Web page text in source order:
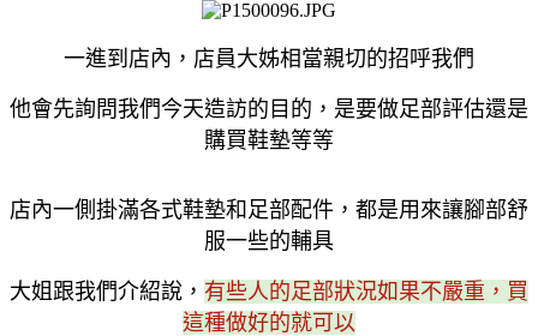
一進到店內，店員大姊相當親切的招呼我們
他會先詢問我們今天造訪的目的，是要做足部評估還是
購買鞋墊等等
店內一側掛滿各式鞋墊和足部配件，都是用來讓腳部舒
服一些的輔具
大姐跟我們介紹說， 有些人的足部狀況如果不嚴重，買
這種做好的就可以